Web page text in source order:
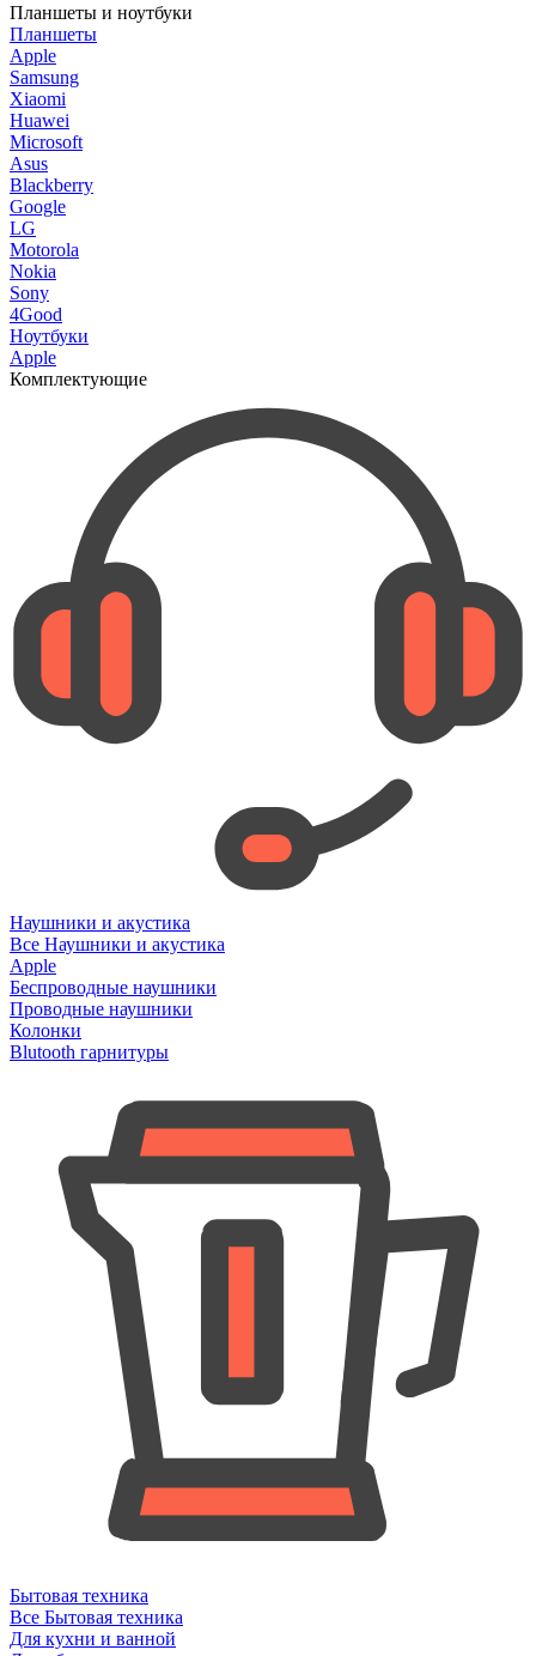
Планшеты и ноутбуки
Планшеты
Apple
Samsung
Xiaomi
Huawei
Microsoft
Asus
Blackberry
Google
LG
Motorola
Nokia
Sony
4Good
Ноутбуки
Apple
Комплектующие
Наушники и акустика
Все Наушники и акустика
Apple
Беспроводные наушники
Проводные наушники
Колонки
Blutooth гарнитуры
Бытовая техника
Все Бытовая техника
Для кухни и ванной